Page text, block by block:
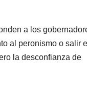
a los
al peronismo o salir
la desconfianza de